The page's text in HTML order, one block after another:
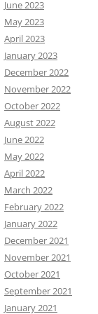
June 2023
May 2023
April 2023
January 2023
December 2022
November 2022
October 2022
August 2022
June 2022
May 2022
April 2022
March 2022
February 2022
January 2022
December 2021
November 2021
October 2021
September 2021
January 2021